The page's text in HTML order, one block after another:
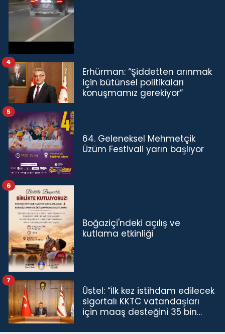
Erhürman: “Şiddetten arınmak
için bütünsel politikaları
konuşmamız gerekiyor”
4
64. Geleneksel Mehmetçik
Üzüm Festivali yarın başlıyor
5
Boğaziçi'ndeki açılış ve
kutlama etkinliği
6
Üstel: “İlk kez istihdam edilecek
sigortalı KKTC vatandaşları
için maaş desteğini 35 bin
7